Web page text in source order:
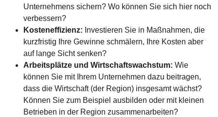
Unternehmens sichern? Wo können Sie sich hier noch
verbessern?
Kosteneffizienz: Investieren Sie in Maßnahmen, die
kurzfristig Ihre Gewinne schmälern, Ihre Kosten aber
auf lange Sicht senken?
Arbeitsplätze und Wirtschaftswachstum: Wie
können Sie mit Ihrem Unternehmen dazu beitragen,
dass die Wirtschaft (der Region) insgesamt wächst?
Können Sie zum Beispiel ausbilden oder mit kleinen
Betrieben in der Region zusammenarbeiten?